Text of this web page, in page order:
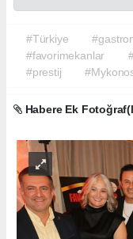
#Türkiye
#favorimekanlar
#prestij
Habere Ek